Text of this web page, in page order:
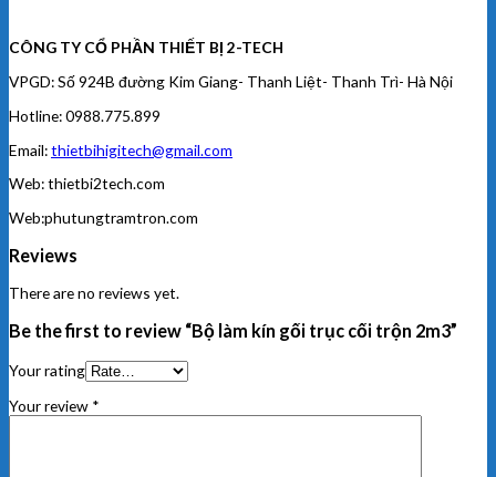
CÔNG TY CỔ PHẦN THIẾT BỊ 2-TECH
VPGD: Số 924B đường Kim Giang- Thanh Liệt- Thanh Trì- Hà Nội
Hotline: 0988.775.899
Email:thietbihigitech@gmail.com
Web: thietbi2tech.com
Web:phutungtramtron.com
Reviews
There are no reviews yet.
Be the first to review “Bộ làm kín gối trục cối trộn 2m3”
Your rating
Your review *